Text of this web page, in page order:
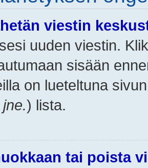
viestin
uuden viestin.
sisään
on lueteltuna
) lista.
tai poista